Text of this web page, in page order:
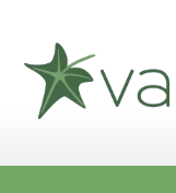
content